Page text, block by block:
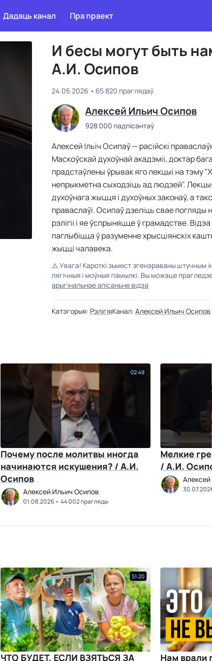
Дадаць канал Пра праект
И бесы могут быть
А.И. Осипов
24.05.2026 65 820 праглядаў
Алексей Ильич Осипов
928 000 падпісантаў
Алексей Ільіч Осипаў — расійскі
Маскоўскай духоўнай акадэміі, доктар
прадстаўлены ўрывак яго лекцыі на тэму
непрыкметна сыходзіць ад людзей".
духоўнага жыцця і духоўных законаў, а
праваслаўі. Осипаў дзеліць свае
рэлігіі і яе ўспрыняцце ў грамадстве.
паглыбіцца ў разуменне хрысціянскіх
жыцці чалавека.
⚠️Увага! Кароткі зьмест згенэраваны штучным
лягічныя і моўныя памылкі. Вы можаце
арыгінальнае апісаньне відэа
Катэгорыя: РэлігіяКанал: Алексей Ильич Осипов
02:49
Почему после молитвы иногда
начинаются искушения? / А.И.
Осипов
Алексей Ильич Осипов
01.08.2026 44 002 прагляды
Мелкие
/ А.И.
51:20
ЧТО БУДЕТ, ЕСЛИ ВЗЯТЬСЯ ЗА Нам врали